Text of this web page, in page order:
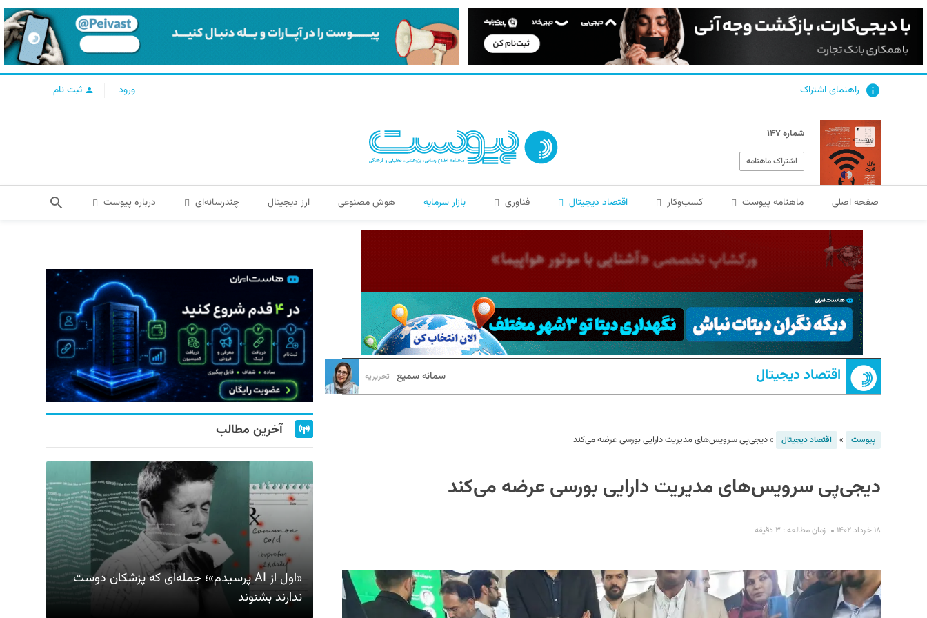
راهنمای اشتراک ورود ثبت نام
شماره ۱۴۷
اشتراک ماهنامه
صفحه اصلی ماهنامه پیوست کسب‌و‌کار اقتصاد دیجیتال فناوری بازار سرمایه هوش مصنوعی ارز دیجیتال چندرسانه‌ای درباره پیوست
اقتصاد دیجیتال سمانه سمیع تحریریه
پیوست » اقتصاد دیجیتال »دیجی‌پی سرویس‌های مدیریت دارایی بورسی عرضه می‌کند
دیجی‌پی سرویس‌های مدیریت دارایی بورسی عرضه می‌کند
۱۸ خرداد ۱۴۰۲ زمان مطالعه : ۳ دقیقه
آخرین مطالب
«اول از AI پرسیدم»؛ جمله‌ای که پزشکان دوست
ندارند بشنوند